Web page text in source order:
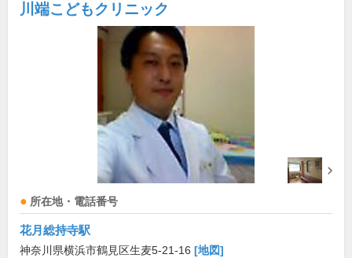
川端こどもクリニック
所在地・電話番号
花月総持寺駅
神奈川県横浜市鶴見区生麦5-21-16 [地図]